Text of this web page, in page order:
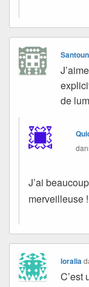
de
J’ai
merveilleuse !
loralia
C’est